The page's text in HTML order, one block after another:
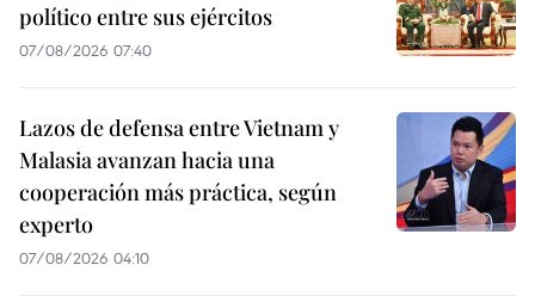
político entre sus ejércitos
07/08/2026 07:40
Lazos de defensa entre Vietnam y
Malasia avanzan hacia una
cooperación más práctica, según
experto
07/08/2026 04:10